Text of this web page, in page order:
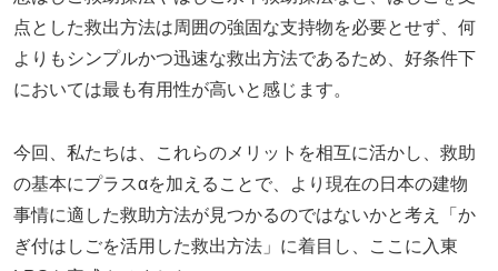
点とした救出方法は周囲の強固な支持物を必要とせず、何
よりもシンプルかつ迅速な救出方法であるため、好条件下
においては最も有用性が高いと感じます。
今回、私たちは、これらのメリットを相互に活かし、救助
の基本にプラスαを加えることで、より現在の日本の建物
事情に適した救助方法が見つかるのではないかと考え「か
ぎ付はしごを活用した救出方法」に着目し、ここに入東